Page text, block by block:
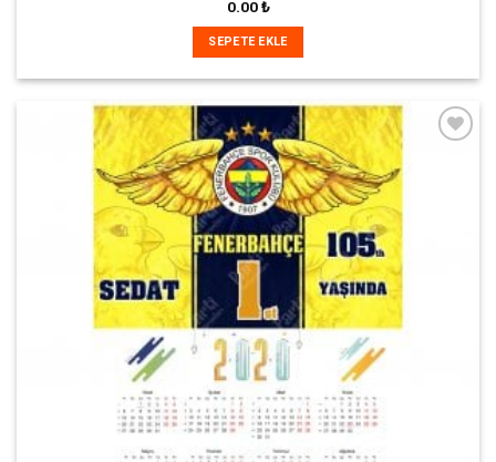
0.00₺
SEPETE EKLE